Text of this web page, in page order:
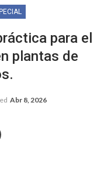
para el
plantas de
Abr 8, 2026